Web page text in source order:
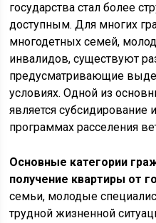
государства стал более
доступным. Для многих
многодетных семей,
инвалидов, существуют
предусматривающие
условиях. Одной из
является субсидирование
программах расселения
Основные категории
получение квартиры от
семьи, молодые
трудной жизненной